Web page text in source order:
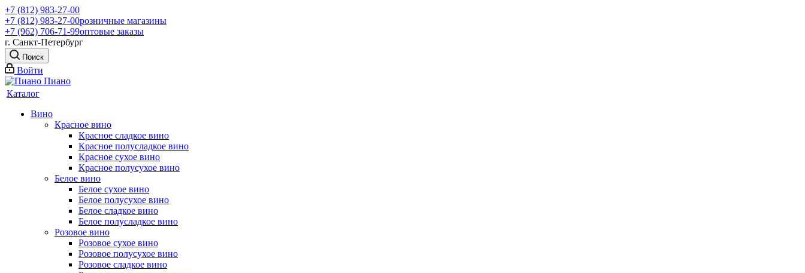
+7 (812) 983-27-00
+7 (812) 983-27-00розничные магазины
+7 (962) 706-71-99оптовые заказы
г. Санкт-Петербург
Поиск
Войти
Каталог
Вино
Красное вино
Красное сладкое вино
Красное полусладкое вино
Красное сухое вино
Красное полусухое вино
Белое вино
Белое сухое вино
Белое полусухое вино
Белое сладкое вино
Белое полусладкое вино
Розовое вино
Розовое сухое вино
Розовое полусухое вино
Розовое сладкое вино